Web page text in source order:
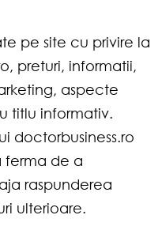
pe site cu privire la
preturi, informatii,
aspecte
titlu informativ.
doctorbusiness.ro
ferma de a
raspunderea
ulterioare.